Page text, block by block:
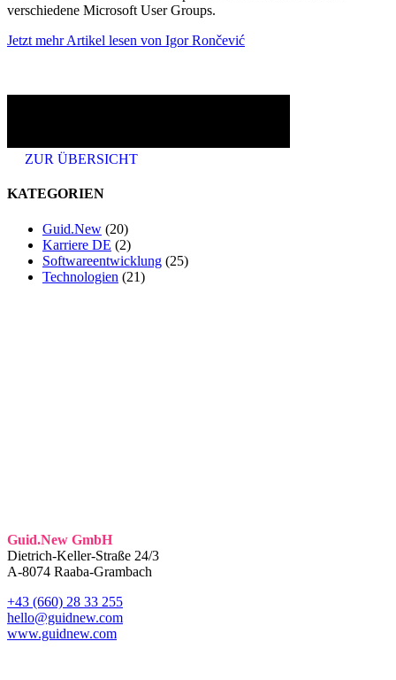
verschiedene Microsoft User Groups.
Jetzt mehr Artikel lesen von Igor Rončević
ZUR ÜBERSICHT
KATEGORIEN
Guid.New (20)
Karriere DE (2)
Softwareentwicklung (25)
Technologien (21)
Guid.New GmbH
Dietrich-Keller-Straße 24/3
A-8074 Raaba-Grambach
+43 (660) 28 33 255
hello@guidnew.com
www.guidnew.com